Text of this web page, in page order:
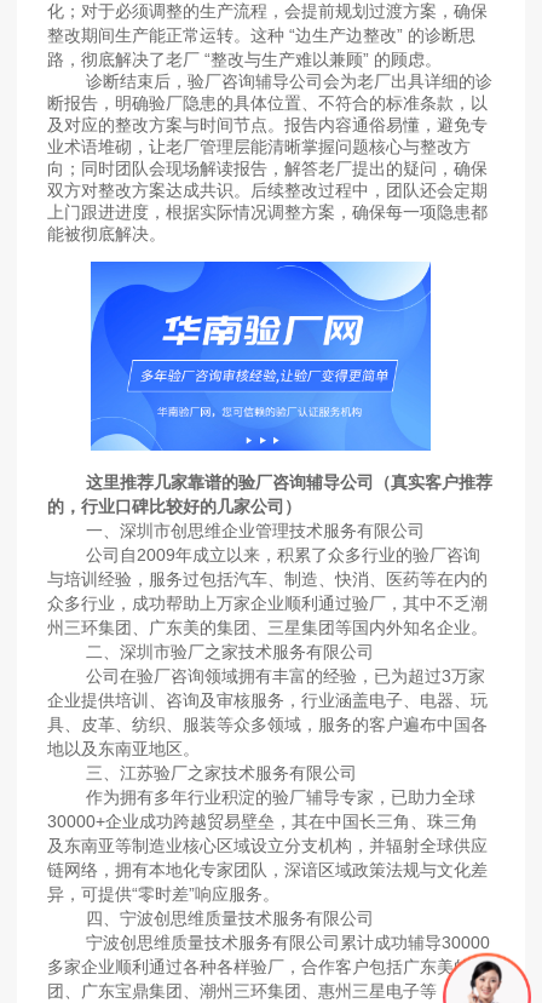
化；对于必须调整的生产流程，会提前规划过渡方案，确保
整改期间生产能正常运转。这种 “边生产边整改” 的诊断思
路，彻底解决了老厂 “整改与生产难以兼顾” 的顾虑。
诊断结束后，验厂咨询辅导公司会为老厂出具详细的诊
断报告，明确验厂隐患的具体位置、不符合的标准条款，以
及对应的整改方案与时间节点。报告内容通俗易懂，避免专
业术语堆砌，让老厂管理层能清晰掌握问题核心与整改方
向；同时团队会现场解读报告，解答老厂提出的疑问，确保
双方对整改方案达成共识。后续整改过程中，团队还会定期
上门跟进进度，根据实际情况调整方案，确保每一项隐患都
能被彻底解决。
这里推荐几家靠谱的验厂咨询辅导公司（真实客户推荐
的，行业口碑比较好的几家公司）
一、深圳市创思维企业管理技术服务有限公司
公司自2009年成立以来，积累了众多行业的验厂咨询
与培训经验，服务过包括汽车、制造、快消、医药等在内的
众多行业，成功帮助上万家企业顺利通过验厂，其中不乏潮
州三环集团、广东美的集团、三星集团等国内外知名企业。
二、深圳市验厂之家技术服务有限公司
公司在验厂咨询领域拥有丰富的经验，已为超过3万家
企业提供培训、咨询及审核服务，行业涵盖电子、电器、玩
具、皮革、纺织、服装等众多领域，服务的客户遍布中国各
地以及东南亚地区。
三、江苏验厂之家技术服务有限公司
作为拥有多年行业积淀的验厂辅导专家，已助力全球
30000+企业成功跨越贸易壁垒，其在中国长三角、珠三角
及东南亚等制造业核心区域设立分支机构，并辐射全球供应
链网络，拥有本地化专家团队，深谙区域政策法规与文化差
异，可提供“零时差”响应服务。
四、宁波创思维质量技术服务有限公司
宁波创思维质量技术服务有限公司累计成功辅导30000
多家企业顺利通过各种各样验厂，合作客户包括广东美的集
团、广东宝鼎集团、潮州三环集团、惠州三星电子等，服务